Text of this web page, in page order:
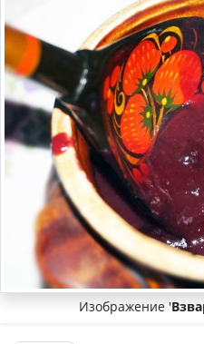
Изображение '